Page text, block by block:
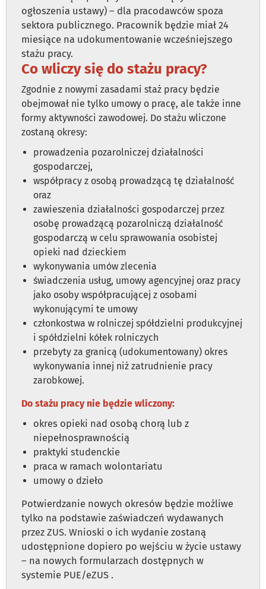
ogłoszenia ustawy) – dla pracodawców spoza
sektora publicznego. Pracownik będzie miał 24
miesiące na udokumentowanie wcześniejszego
stażu pracy.
Co wliczy się do stażu pracy?
Zgodnie z nowymi zasadami staż pracy będzie
obejmował nie tylko umowy o pracę, ale także inne
formy aktywności zawodowej. Do stażu wliczone
zostaną okresy:
prowadzenia pozarolniczej działalności
gospodarczej,
współpracy z osobą prowadzącą tę działalność
oraz
zawieszenia działalności gospodarczej przez
osobę prowadzącą pozarolniczą działalność
gospodarczą w celu sprawowania osobistej
opieki nad dzieckiem
wykonywania umów zlecenia
świadczenia usług, umowy agencyjnej oraz pracy
jako osoby współpracującej z osobami
wykonującymi te umowy
członkostwa w rolniczej spółdzielni produkcyjnej
i spółdzielni kółek rolniczych
przebyty za granicą (udokumentowany) okres
wykonywania innej niż zatrudnienie pracy
zarobkowej.
Do stażu pracy nie będzie wliczony:
okres opieki nad osobą chorą lub z
niepełnosprawnością
praktyki studenckie
praca w ramach wolontariatu
umowy o dzieło
Potwierdzanie nowych okresów będzie możliwe
tylko na podstawie zaświadczeń wydawanych
przez ZUS. Wnioski o ich wydanie zostaną
udostępnione dopiero po wejściu w życie ustawy
– na nowych formularzach dostępnych w
systemie PUE/eZUS .